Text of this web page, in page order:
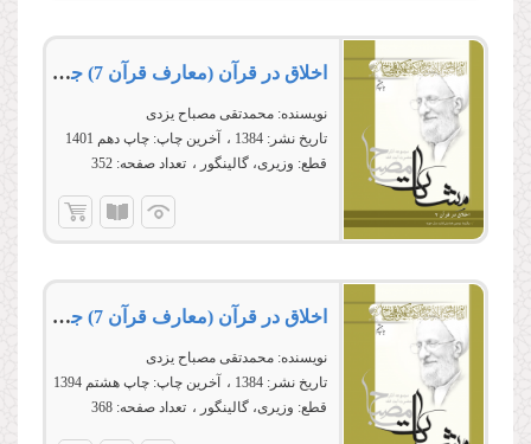
اخلاق در قرآن (معارف قرآن 7) جلد دوم
نویسنده: محمدتقی مصباح یزدی
تاریخ نشر: 1384 آخرین چاپ: چاپ دهم 1401
قطع: وزیری، گالینگور تعداد صفحه: 352
اخلاق در قرآن (معارف قرآن 7) جلد سوم
نویسنده: محمدتقی مصباح یزدی
تاریخ نشر: 1384 آخرین چاپ: چاپ هشتم 1394
قطع: وزیری، گالینگور تعداد صفحه: 368